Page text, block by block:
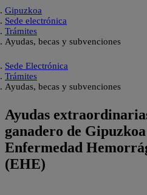
Gipuzkoa
Sede electrónica
Trámites
Ayudas, becas y subvenciones
Sede Electrónica
Trámites
Ayudas, becas y subvenciones
Ayudas
ganadero de
Enfermedad
(EHE)